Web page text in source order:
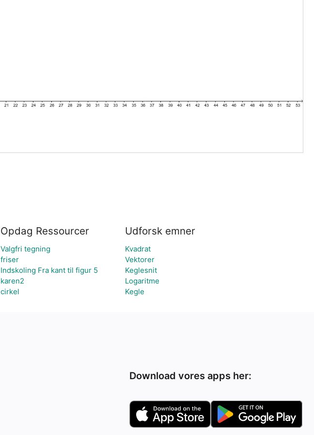
Opdag Ressourcer
Valgfri tegning
friser
Indskoling Fra kant til figur 5
karen2
cirkel
Udforsk emner
Kvadrat
Vektorer
Keglesnit
Logaritme
Kegle
Download vores apps her: